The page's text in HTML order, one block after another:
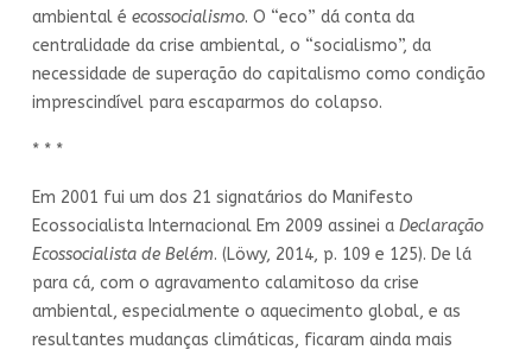
ambiental é ecossocialismo. O “eco” dá conta da
centralidade da crise ambiental, o “socialismo”, da
necessidade de superação do capitalismo como condição
imprescindível para escaparmos do colapso.
* * *
Em 2001 fui um dos 21 signatários do Manifesto
Ecossocialista Internacional Em 2009 assinei a Declaração
Ecossocialista de Belém. (Löwy, 2014, p. 109 e 125). De lá
para cá, com o agravamento calamitoso da crise
ambiental, especialmente o aquecimento global, e as
resultantes mudanças climáticas, ficaram ainda mais